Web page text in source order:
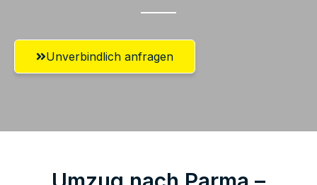
Unverbindlich anfragen